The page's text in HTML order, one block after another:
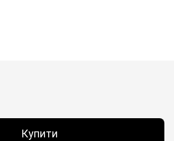
Купити